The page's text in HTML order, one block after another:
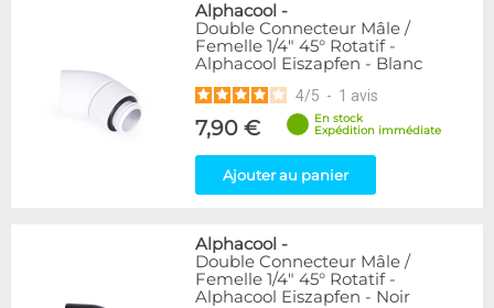
Alphacool -
Double Connecteur Mâle /
Femelle 1/4" 45° Rotatif -
Alphacool Eiszapfen - Blanc
4/5 - 1 avis
7,90 €
En stock
Expédition immédiate
Ajouter au panier
Alphacool -
Double Connecteur Mâle /
Femelle 1/4" 45° Rotatif -
Alphacool Eiszapfen - Noir